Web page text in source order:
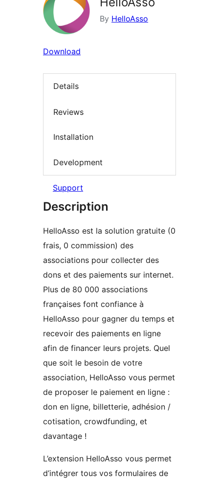
By HelloAsso
Download
Details
Reviews
Installation
Development
Support
Description
HelloAsso est la solution gratuite (0
frais, 0 commission) des
associations pour collecter des
dons et des paiements sur internet.
Plus de 80 000 associations
françaises font confiance à
HelloAsso pour gagner du temps et
recevoir des paiements en ligne
afin de financer leurs projets. Quel
que soit le besoin de votre
association, HelloAsso vous permet
de proposer le paiement en ligne :
don en ligne, billetterie, adhésion /
cotisation, crowdfunding, et
davantage !
L’extension HelloAsso vous permet
d’intégrer tous vos formulaires de